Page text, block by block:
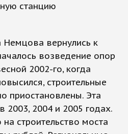
станцию
Немцова вернулись к
возведение опор
2002-го, когда
строительные
приостановлены. Эта
2003, 2004 и 2005 годах.
строительство моста